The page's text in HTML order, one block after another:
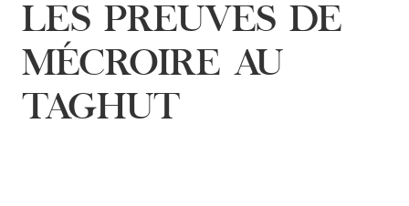
LES PREUVES DE
MÉCROIRE AU
TAGHUT